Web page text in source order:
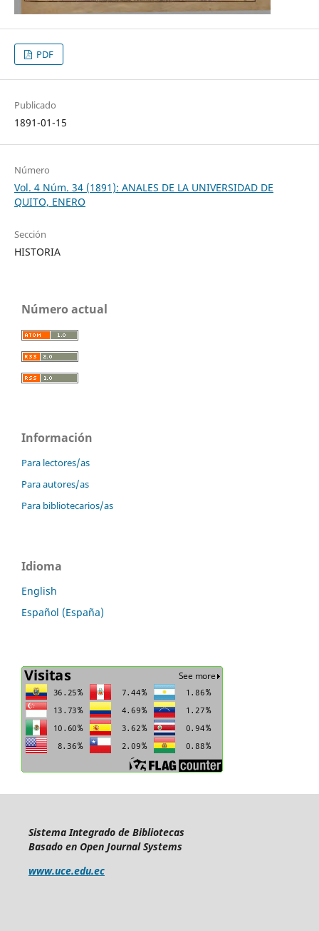
PDF
Publicado
1891-01-15
Número
Vol. 4 Núm. 34 (1891): ANALES DE LA UNIVERSIDAD DE
QUITO, ENERO
Sección
HISTORIA
Número actual
Información
Para lectores/as
Para autores/as
Para bibliotecarios/as
Idioma
English
Español (España)
Sistema Integrado de Bibliotecas
Basado en Open Journal Systems
www.uce.edu.ec